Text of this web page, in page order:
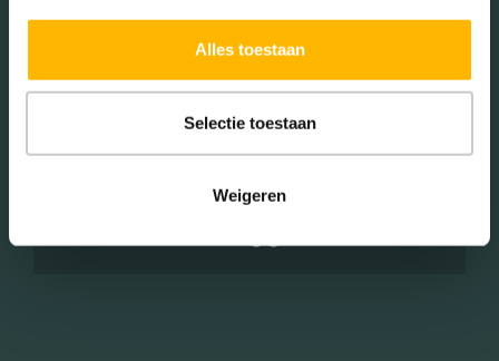
Alles toestaan
Selectie toestaan
Weigeren
Koop (54.00%)
Huur (46.00%)
Aantal inwoners: